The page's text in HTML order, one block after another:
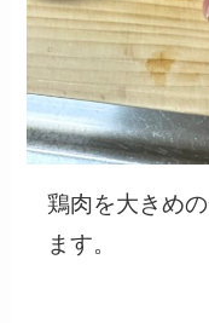
鶏肉を大きめ
ます。